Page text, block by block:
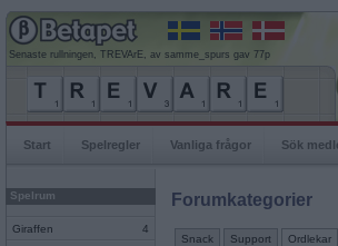
Senaste rullningen, TREVArE, av samme_spurs gav 77p
Start Spelregler Vanliga frågor Sök
Spelrum
Giraffen 4
Forumkategorier
Snack Support Ordlekar